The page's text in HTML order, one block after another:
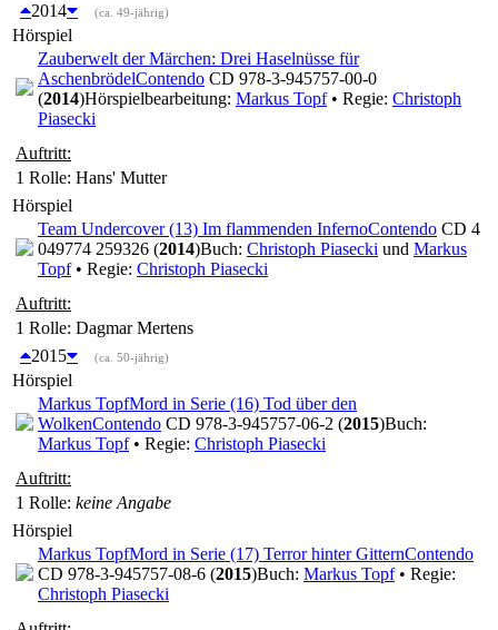
2014
(ca. 49-jährig)
Hörspiel
Zauberwelt der Märchen: Drei Haselnüsse für
AschenbrödelContendo CD 978-3-945757-00-0
(2014)Hörspielbearbeitung: Markus Topf• Regie: Christoph
Piasecki
Auftritt:
1 Rolle: Hans' Mutter
Hörspiel
Team Undercover (13) Im flammenden InfernoContendo CD 4
049774 259326 (2014)Buch: Christoph Piasecki und Markus
Topf• Regie: Christoph Piasecki
Auftritt:
1 Rolle: Dagmar Mertens
2015
(ca. 50-jährig)
Hörspiel
Markus TopfMord in Serie (16) Tod über den
WolkenContendo CD 978-3-945757-06-2 (2015)Buch:
Markus Topf• Regie: Christoph Piasecki
Auftritt:
1 Rolle: keine Angabe
Hörspiel
Markus TopfMord in Serie (17) Terror hinter GitternContendo
CD 978-3-945757-08-6 (2015)Buch: Markus Topf• Regie:
Christoph Piasecki